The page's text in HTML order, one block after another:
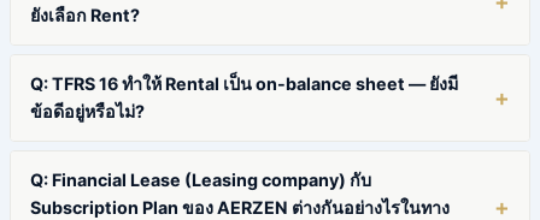
ยังเลือก Rent?
Q: TFRS 16 ทำให้ Rental เป็น on-balance sheet — ยังมี
ข้อดีอยู่หรือไม่?
Q: Financial Lease (Leasing company) กับ
Subscription Plan ของ AERZEN ต่างกันอย่างไรในทาง